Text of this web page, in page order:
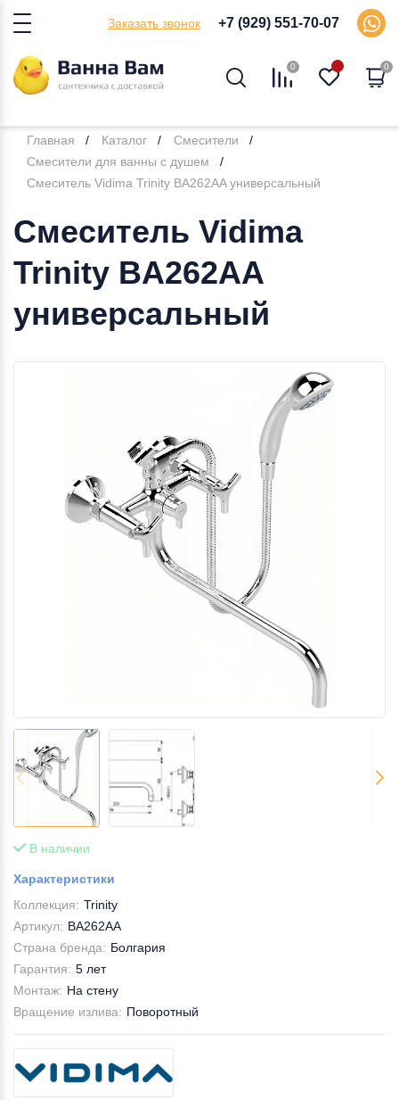
Заказать звонок +7 (929) 551-70-07
0 0
Главная Каталог
Смесители
Смесители для ванны с душем
Смеситель Vidima Trinity BA262AA универсальный
Смеситель Vidima
Trinity BA262AA
универсальный
В наличии
Характеристики
Коллекция: Trinity
Артикул: BA262AA
Страна бренда: Болгария
Гарантия: 5 лет
Монтаж: На стену
Вращение излива: Поворотный